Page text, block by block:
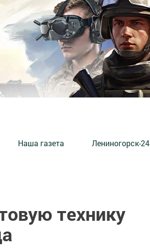
Наша газета Лениногорск-24
технику